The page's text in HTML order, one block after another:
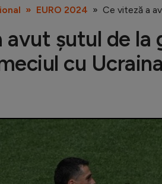
EURO 2024 Ce viteză a
avut șutul de la
cu